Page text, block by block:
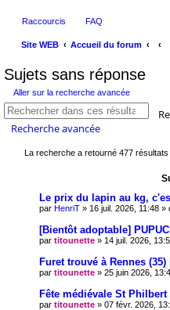
Raccourcis FAQ
Site WEB
Accueil du forum
Sujets sans réponse
Aller sur la recherche avancée
Recherche avancée
La recherche a retourné 477 résultats
Le prix du lapin au kg,
par HenriT » 16 juil. 2026, 11:48 »
[Bientôt adoptable]
par titounette » 14 juil. 2026,
Furet trouvé à Rennes (35)
par titounette » 25 juin 2026,
Fête médiévale St
par titounette » 07 févr. 2026,